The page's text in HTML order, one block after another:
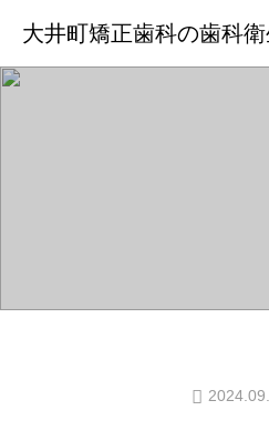
大井町矯正歯科の歯科
カテゴ